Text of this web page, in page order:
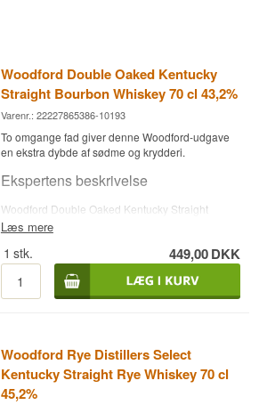
Woodford Double Oaked Kentucky
Straight Bourbon Whiskey 70 cl 43,2%
Varenr.: 22227865386-10193
To omgange fad giver denne Woodford-udgave
en ekstra dybde af sødme og krydderi.
Ekspertens beskrivelse
Woodford Double Oaked Kentucky Straight
Bourbon Whiskey er den klassiske Distillers
separat, dybt ristet fad, aftappet ved 43,2 %.
Woodford Reserve destilleres på det historiske
destilleri i Versailles, Kentucky, hvis rødder går
tilbage til 1812, hvor det oprindeligt hed Oscar
blive tripeldestilleret i kobber pot stills, i
modsætning til de fleste bourbons, der
kolonnedestilleres.
Læs mere
1 stk. 449,00DKK
Woodford Rye Distillers Select
Kentucky Straight Rye Whiskey 70 cl
45,2%